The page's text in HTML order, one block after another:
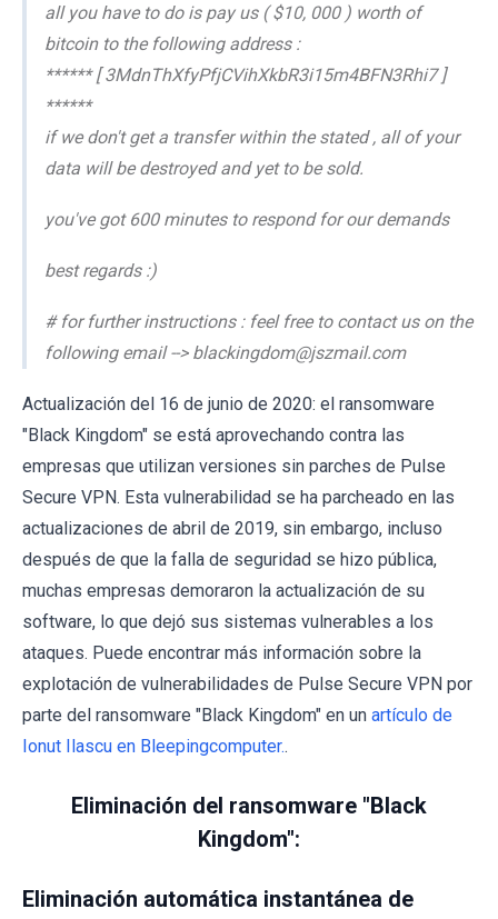
all you have to do is pay us ( $10, 000 ) worth of
bitcoin to the following address :
****** [ 3MdnThXfyPfjCVihXkbR3i15m4BFN3Rhi7 ]
******
if we don't get a transfer within the stated , all of your
data will be destroyed and yet to be sold.
you've got 600 minutes to respond for our demands
best regards :)
# for further instructions : feel free to contact us on the
following email --> blackingdom@jszmail.com
Actualización del 16 de junio de 2020: el ransomware
"Black Kingdom" se está aprovechando contra las
empresas que utilizan versiones sin parches de Pulse
Secure VPN. Esta vulnerabilidad se ha parcheado en las
actualizaciones de abril de 2019, sin embargo, incluso
después de que la falla de seguridad se hizo pública,
muchas empresas demoraron la actualización de su
software, lo que dejó sus sistemas vulnerables a los
ataques. Puede encontrar más información sobre la
explotación de vulnerabilidades de Pulse Secure VPN por
parte del ransomware "Black Kingdom" en un artículo de
Ionut Ilascu en Bleepingcomputer..
Eliminación del ransomware "Black
Kingdom":
Eliminación automática instantánea de